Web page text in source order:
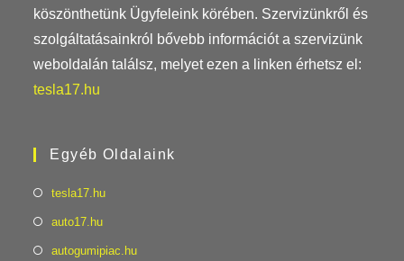
köszönthetünk Ügyfeleink körében. Szervizünkről és
szolgáltatásainkról bővebb információt a szervizünk
weboldalán találsz, melyet ezen a linken érhetsz el:
tesla17.hu
Egyéb Oldalaink
tesla17.hu
auto17.hu
autogumipiac.hu